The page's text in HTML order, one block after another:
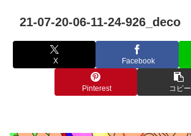
21-07-20-06-11-24-926_deco
X Facebook
Pinterest コピー